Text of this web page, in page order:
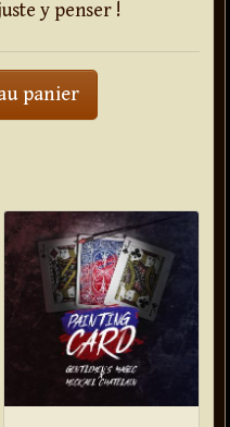
y penser !
panier